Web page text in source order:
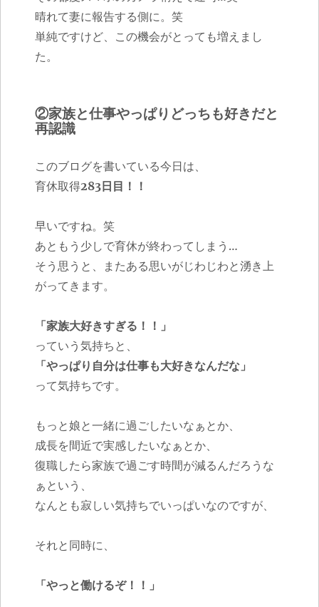
晴れて妻に報告する側に。笑
単純ですけど、この機会がとっても増えまし
た。
②家族と仕事やっぱりどっちも好きだと
再認識
このブログを書いている今日は、
育休取得283日目！！
早いですね。笑
あともう少しで育休が終わってしまう…
そう思うと、またある思いがじわじわと湧き上
がってきます。
「家族大好きすぎる！！」
っていう気持ちと、
「やっぱり自分は仕事も大好きなんだな」
って気持ちです。
もっと娘と一緒に過ごしたいなぁとか、
成長を間近で実感したいなぁとか、
復職したら家族で過ごす時間が減るんだろうな
ぁという、
なんとも寂しい気持ちでいっぱいなのですが、
それと同時に、
「やっと働けるぞ！！」